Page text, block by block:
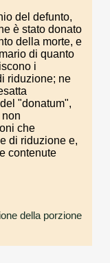
del defunto,
è stato donato
della morte, e
di quanto
i
riduzione; ne
"donatum",
che
di riduzione e,
contenute
della porzione